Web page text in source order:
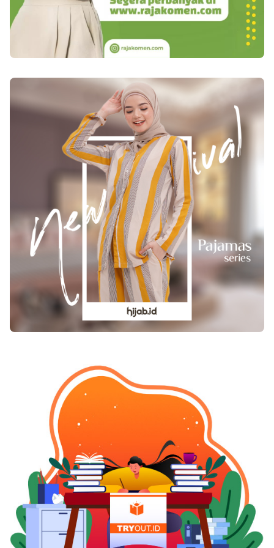
terhindar dari penyakit kanker. Buah sirsak
mengandung zat fitokimia yang mampu
melawan penyebab tumbuhnya sel kanker dalam
tubuh. Kandungan fitokimia atau yang disebut
sifat anti kanker yang mampu menghambat dan
mematikan pertumbuhan sel kanker dalam
tubuh. Baca juga : Kandungan dan Manfaat Buah
Naga bagi Kesehatan Tubuh Mampu Mencegah
penyakit kekurangan zat besi ini mampu
menghambat aktivitas Anda setiap hari. Anda
dapat mencegah penyakit ini dengan
mengkonsumsi jus sirsak yang mampu
meningkatkan pembentukan sel darah merah di
dalam tubuh. Mampu Meningkatkan Kesehatan
Kulit Buah sirsak yang kaya akan vitamin ini
sangat bermanfaat untuk perawatan kulit. Tak
jarang jika salon kecantikan memanfaatkan
buah sirsak sebagai bahan masker wajah yang
mampu membuat kulit lebih halus dan kencang.
Untuk memudahkan Anda mendapatkan khasiat
buah sirsak, pengkonsumsian jus buah sirsak
dapat Anda dapatkan untuk kesehatan dan